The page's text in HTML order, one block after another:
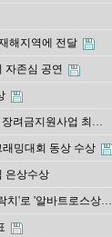
해지역에 전달
자존심 공연
장려금지원사업 최…
밍대회 동상 수상
은상수상
치'로 '알바트로스상…